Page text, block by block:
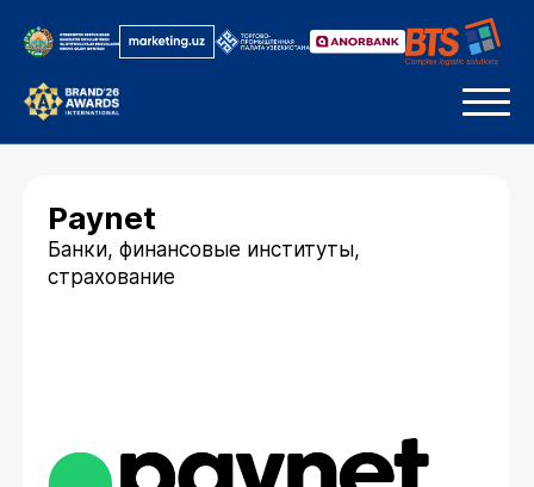
Paynet
Банки, финансовые институты,
страхование